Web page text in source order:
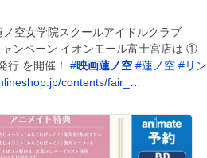
空女学院スクールアイドルクラブ
ンペーン イオンモール富士宮店は ①
行 を開催！ #映画蓮ノ空 #蓮ノ空 #リン
contents/fair_…